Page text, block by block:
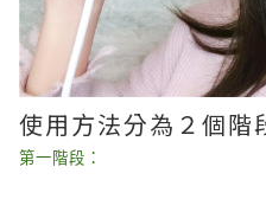
使用方法分為２個階
第一階段：